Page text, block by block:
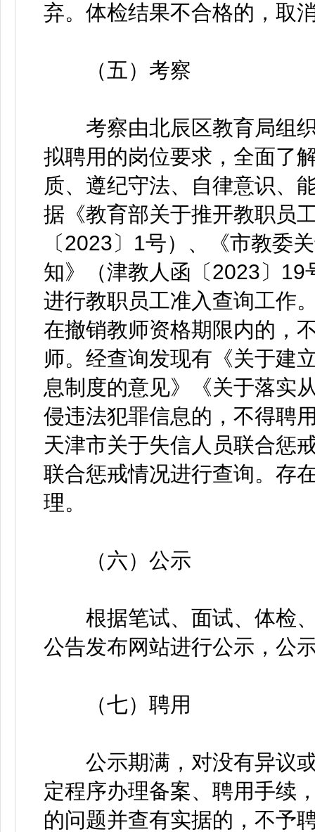
弃。体检结果不合格的，取
（五）考察
考察由北辰区教育局组织
拟聘用的岗位要求，全面了
质、遵纪守法、自律意识、
据《教育部关于推开教职员
〔2023〕1号）、《市教委
知》（津教人函〔2023〕
进行教职员工准入查询工作
在撤销教师资格期限内的，
师。经查询发现有《关于建
息制度的意见》《关于落实
侵违法犯罪信息的，不得聘
天津市关于失信人员联合惩
联合惩戒情况进行查询。存
理。
（六）公示
根据笔试、面试、体检、
公告发布网站进行公示，公
（七）聘用
公示期满，对没有异议或
定程序办理备案、聘用手续
的问题并查有实据的，不予